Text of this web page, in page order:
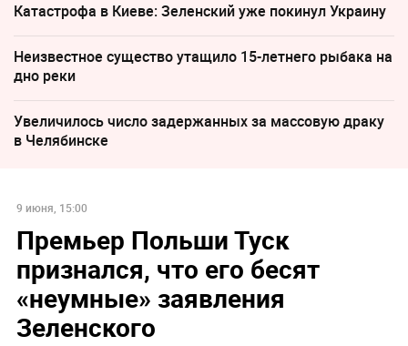
Катастрофа в Киеве: Зеленский уже покинул Украину
Неизвестное существо утащило 15-летнего рыбака на
дно реки
Увеличилось число задержанных за массовую драку
в Челябинске
9 июня, 15:00
Премьер Польши Туск
признался, что его бесят
«неумные» заявления
Зеленского